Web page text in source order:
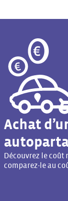
Achat
Découvrez le coût
comparez-le au